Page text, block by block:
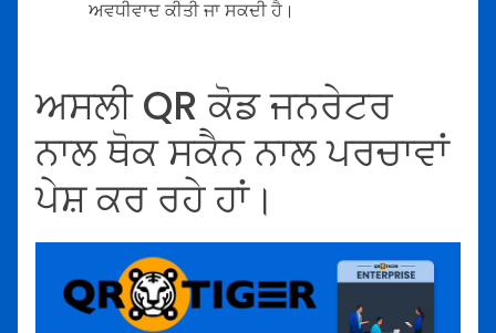
ਅਵਧੀਵਾਦ ਕੀਤੀ ਜਾ ਸਕਦੀ ਹੈ।
ਅਸਲੀ QR ਕੋਡ ਜਨਰੇਟਰ
ਨਾਲ ਥੋਕ ਸਕੈਨ ਨਾਲ ਪਰਚਾਵਾਂ
ਪੇਸ਼ ਕਰ ਰਹੇ ਹਾਂ।